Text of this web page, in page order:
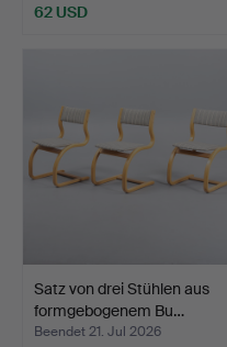
62 USD
Satz von drei Stühlen aus
formgebogenem Bu…
Beendet 21. Jul 2026